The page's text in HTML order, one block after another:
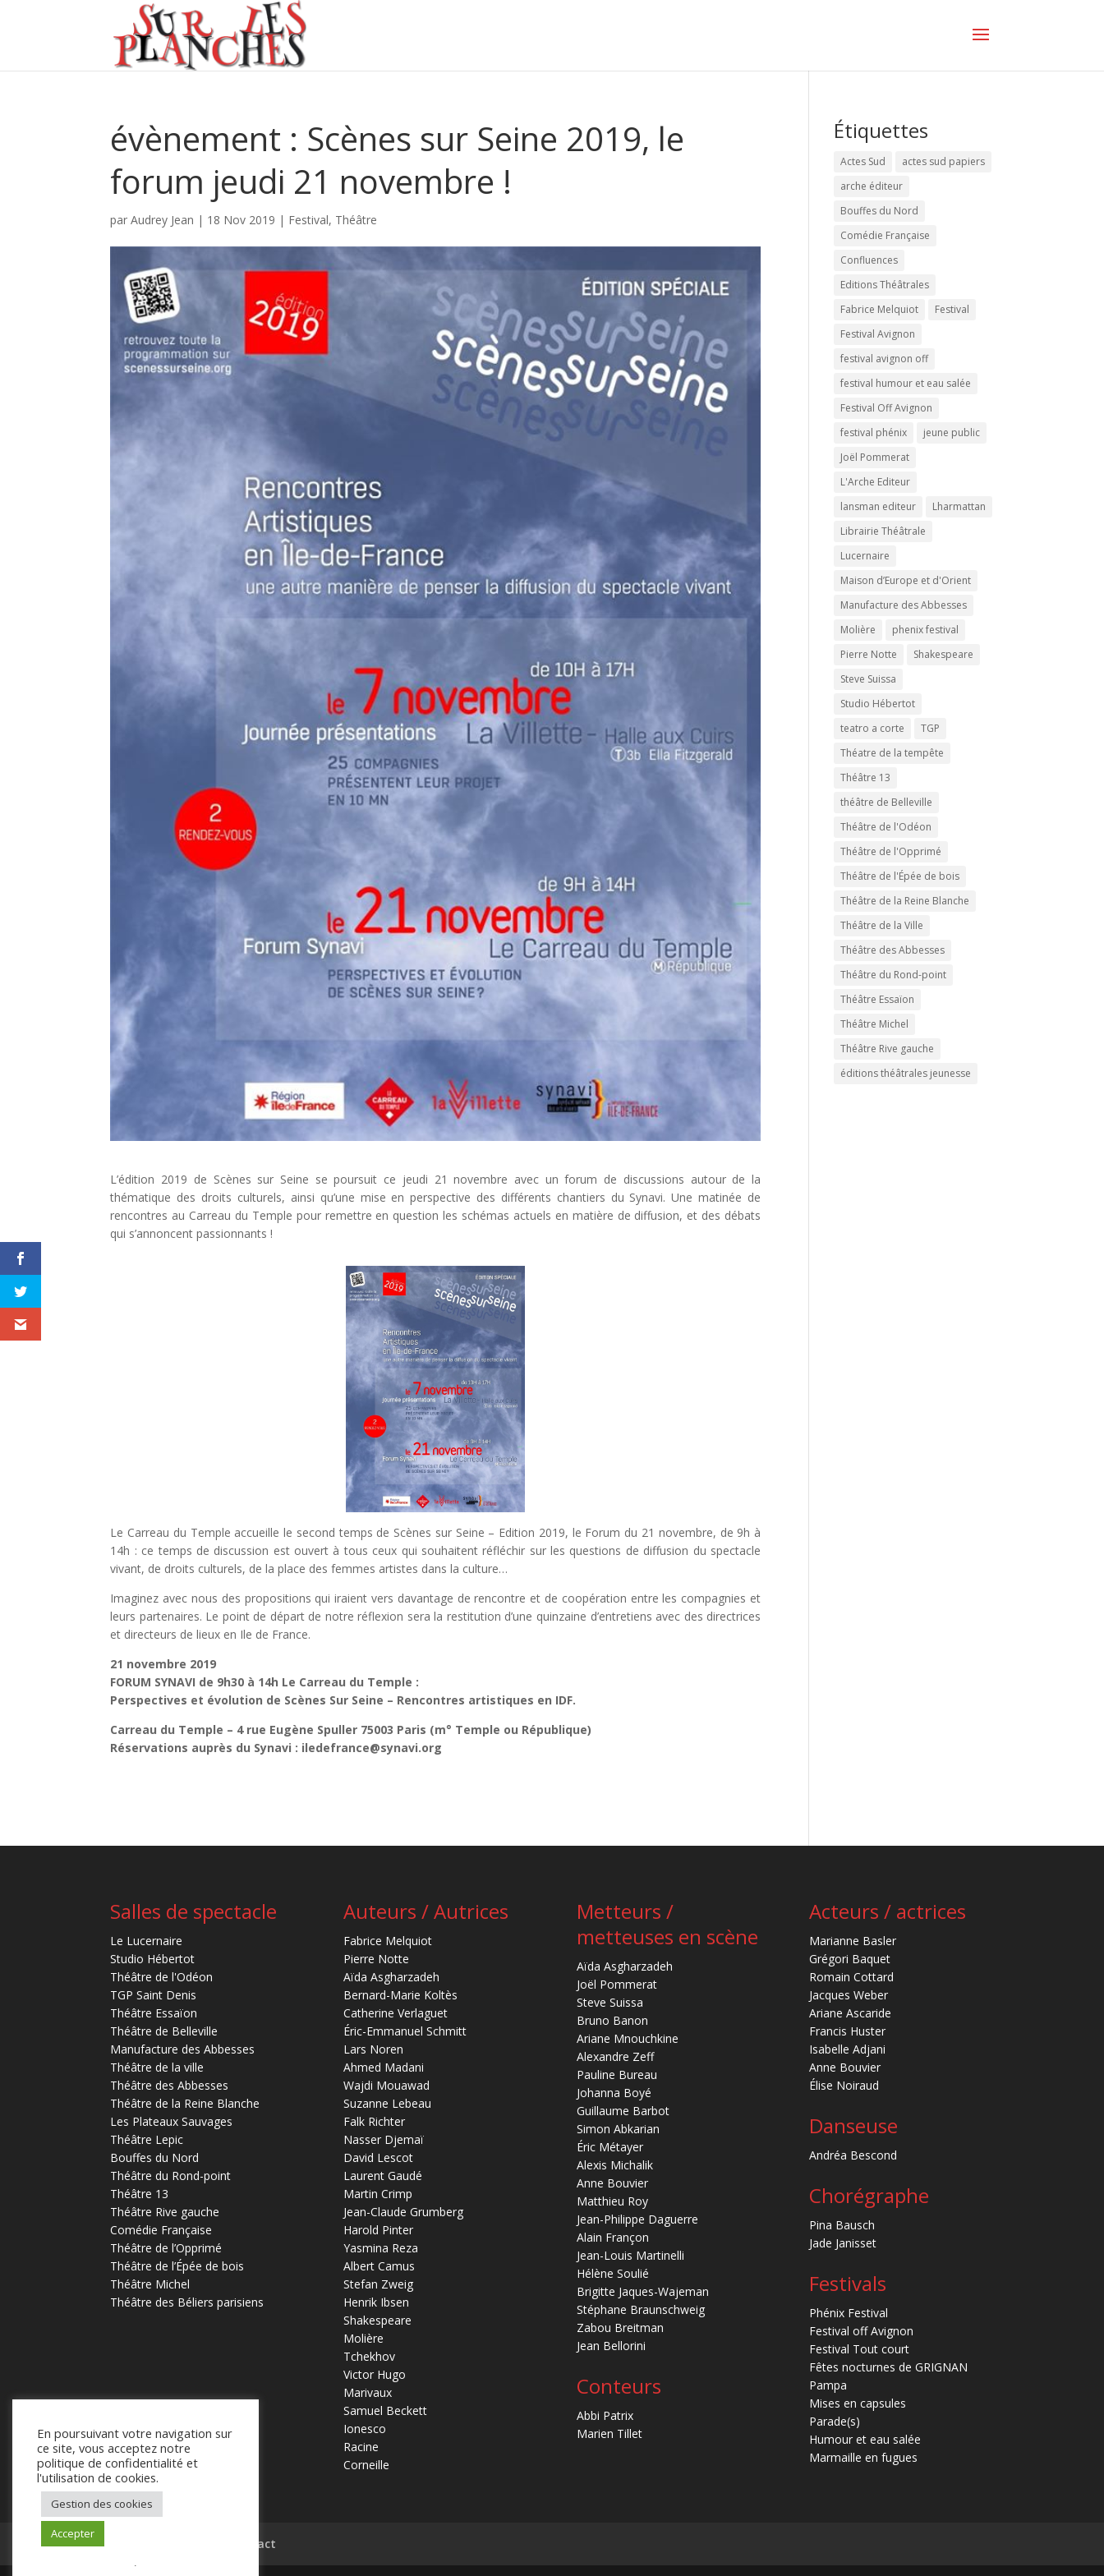
évènement : Scènes sur Seine 2019, le
forum jeudi 21 novembre !
parAudrey Jean | 18 Nov 2019 | Festival, Théâtre
L’édition 2019 de Scènes sur Seine se poursuit ce jeudi 21 novembre avec un forum de discussions autour de la
thématique des droits culturels, ainsi qu’une mise en perspective des différents chantiers du Synavi. Une matinée de
rencontres au Carreau du Temple pour remettre en question les schémas actuels en matière de diffusion, et des débats
qui s’annoncent passionnants !
Le Carreau du Temple accueille le second temps de Scènes sur Seine – Edition 2019, le Forum du 21 novembre, de 9h à
14h : ce temps de discussion est ouvert à tous ceux qui souhaitent réfléchir sur les questions de diffusion du spectacle
vivant, de droits culturels, de la place des femmes artistes dans la culture…
Imaginez avec nous des propositions qui iraient vers davantage de rencontre et de coopération entre les compagnies et
leurs partenaires. Le point de départ de notreréflexion sera la restitution d’une quinzaine d’entretiens avec des directrices
et directeurs de lieux en Ile de France.
21 novembre 2019
FORUM SYNAVI de 9h30 à 14h Le Carreau du Temple :
Perspectives et évolution de Scènes Sur Seine – Rencontres artistiques en IDF.
Carreau du Temple – 4 rue Eugène Spuller 75003 Paris (m° Temple ou République)
Réservations auprès du Synavi : iledefrance@synavi.org
Étiquettes
Actes Sud
actes sud papiers
arche éditeur
Bouffes du Nord
Comédie Française
Confluences
Editions Théâtrales
Fabrice Melquiot
Festival
Festival Avignon
festival avignon off
festival humour et eau salée
Festival Off Avignon
festival phénix
jeune public
Joël Pommerat
L'Arche Editeur
lansman editeur
Lharmattan
Librairie Théâtrale
Lucernaire
Maison d’Europe et d'Orient
Manufacture des Abbesses
Molière
phenix festival
Pierre Notte
Shakespeare
Steve Suissa
Studio Hébertot
teatro a corte
TGP
Théatre de la tempête
Théâtre 13
théâtre de Belleville
Théâtre de l'Odéon
Théâtre de l'Opprimé
Théâtre de l'Épée de bois
Théâtre de la Reine Blanche
Théâtre de la Ville
Théâtre des Abbesses
Théâtre du Rond-point
Théâtre Essaïon
Théâtre Michel
Théâtre Rive gauche
éditions théâtrales jeunesse
Salles de spectacle
Le Lucernaire
Studio Hébertot
Théâtre de l'Odéon
TGP Saint Denis
Théâtre Essaïon
Théâtre de Belleville
Manufacture des Abbesses
Théâtre de la ville
Théâtre des Abbesses
Théâtre de la Reine Blanche
Les Plateaux Sauvages
Théâtre Lepic
Bouffes du Nord
Théâtre du Rond-point
Théâtre 13
Théâtre Rive gauche
Comédie Française
Théâtre de l’Opprimé
Théâtre de l’Épée de bois
Théâtre Michel
Théâtre des Béliers parisiens
Auteurs / Autrices
Fabrice Melquiot
Pierre Notte
Aïda Asgharzadeh
Bernard-Marie Koltès
Catherine Verlaguet
Éric-Emmanuel Schmitt
Lars Noren
Ahmed Madani
Wajdi Mouawad
Suzanne Lebeau
Falk Richter
Nasser Djemaï
David Lescot
Laurent Gaudé
Martin Crimp
Jean-Claude Grumberg
Harold Pinter
Yasmina Reza
Albert Camus
Stefan Zweig
Henrik Ibsen
Shakespeare
Molière
Tchekhov
Victor Hugo
Marivaux
Samuel Beckett
Ionesco
Racine
Corneille
Metteurs /
metteuses en scène
Aïda Asgharzadeh
Joël Pommerat
Steve Suissa
Bruno Banon
Ariane Mnouchkine
Alexandre Zeff
Pauline Bureau
Johanna Boyé
Guillaume Barbot
Simon Abkarian
Éric Métayer
Alexis Michalik
Anne Bouvier
Matthieu Roy
Jean-Philippe Daguerre
Alain Françon
Jean-Louis Martinelli
Hélène Soulié
Brigitte Jaques-Wajeman
Stéphane Braunschweig
Zabou Breitman
Jean Bellorini
Conteurs
Abbi Patrix
Marien Tillet
Acteurs / actrices
Marianne Basler
Grégori Baquet
Romain Cottard
Jacques Weber
Ariane Ascaride
Francis Huster
Isabelle Adjani
Anne Bouvier
Élise Noiraud
Danseuse
Andréa Bescond
Chorégraphe
Pina Bausch
Jade Janisset
Festivals
Phénix Festival
Festival off Avignon
Festival Tout court
Fêtes nocturnes de GRIGNAN
Pampa
Mises en capsules
Parade(s)
Humour et eau salée
Marmaille en fugues
Contact
En poursuivant votre navigation sur
ce site, vous acceptez notre
politique de confidentialité et
l'utilisation de cookies.
Gestion des cookies
Accepter
.